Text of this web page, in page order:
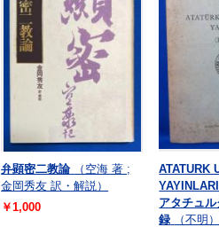
弁顕密二教論
（空海 著 ;
金岡秀友 訳・解説）
￥1,000
ATATURK
YAYINLARI
アタチュ
録
（不明）